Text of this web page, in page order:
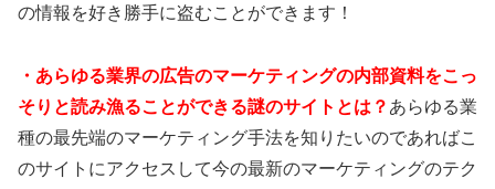
の情報を好き勝手に盗むことができます！
・あらゆる業界の広告のマーケティングの内部資料をこっ
そりと読み漁ることができる謎のサイトとは？ あらゆる業
種の最先端のマーケティング手法を知りたいのであればこ
のサイトにアクセスして今の最新のマーケティングのテク